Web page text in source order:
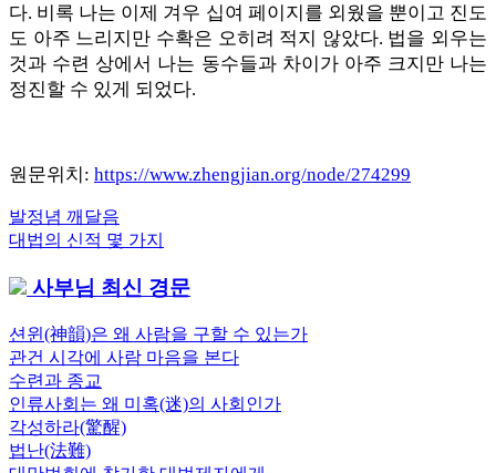
다. 비록 나는 이제 겨우 십여 페이지를 외웠을 뿐이고 진도
도 아주 느리지만 수확은 오히려 적지 않았다. 법을 외우는
것과 수련 상에서 나는 동수들과 차이가 아주 크지만 나는
정진할 수 있게 되었다.
원문위치: https://www.zhengjian.org/node/274299
글
내
비
게
이
션
Previous
Post:
발정념 깨달음
Next
대법의 신적 몇 가지
사부님 최신 경문
션윈(神韻)은 왜 사람을 구할 수 있는가
관건 시각에 사람 마음을 본다
수련과 종교
인류사회는 왜 미혹(迷)의 사회인가
각성하라(驚醒)
법난(法難)